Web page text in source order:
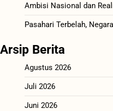
Ambisi Nasional dan
Pasahari Terbelah,
Arsip Berita
Agustus 2026
Juli 2026
Juni 2026